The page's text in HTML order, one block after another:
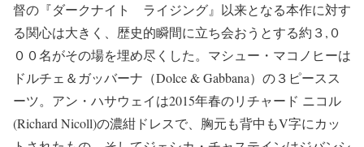
督の『ダークナイト ライジング』以来となる本作に対す
る関心は大きく、歴史的瞬間に立ち会おうとする約３,０
００名がその場を埋め尽くした。マシュー・マコノヒーは
ドルチェ＆ガッバーナ（Dolce & Gabbana）の３ピースス
ーツ。アン・ハサウェイは2015年春のリチャード ニコル
(Richard Nicoll)の濃紺ドレスで、胸元も背中もV字にカッ